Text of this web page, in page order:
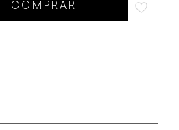
COMPRAR